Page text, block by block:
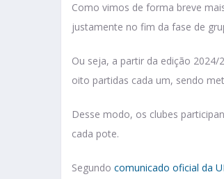
Como vimos de forma breve
justamente no fim da fase de
Ou seja, a partir da edição
oito partidas cada um, sendo
Desse modo, os clubes
cada pote.
Segundo comunicado oficial da